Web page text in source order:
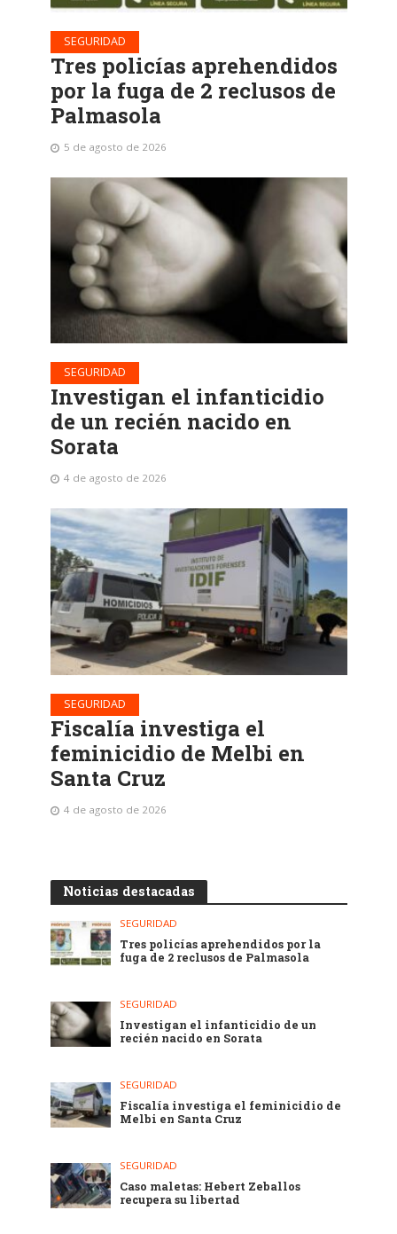
SEGURIDAD
Tres policías aprehendidos
por la fuga de 2 reclusos de
Palmasola
5 de agosto de 2026
SEGURIDAD
Investigan el infanticidio
de un recién nacido en
Sorata
4 de agosto de 2026
SEGURIDAD
Fiscalía investiga el
feminicidio de Melbi en
Santa Cruz
4 de agosto de 2026
Noticias destacadas
SEGURIDAD
Tres policías aprehendidos por la
fuga de 2 reclusos de Palmasola
SEGURIDAD
Investigan el infanticidio de un
recién nacido en Sorata
SEGURIDAD
Fiscalía investiga el feminicidio de
Melbi en Santa Cruz
SEGURIDAD
Caso maletas: Hebert Zeballos
recupera su libertad